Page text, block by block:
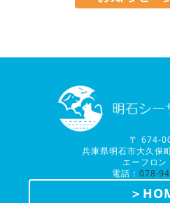
〒 674-
兵庫県明石市大久保
エーフロン
電話： 078-
＞